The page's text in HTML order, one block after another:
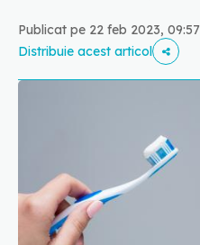
Publicat pe 22 feb 2023, 09:57
Distribuie acest articol